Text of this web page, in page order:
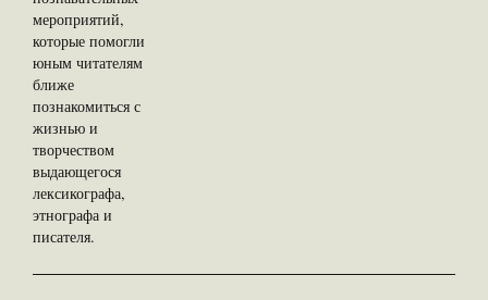
мероприятий,
которые помогли
юным читателям
ближе
познакомиться с
жизнью и
творчеством
выдающегося
лексикографа,
этнографа и
писателя.